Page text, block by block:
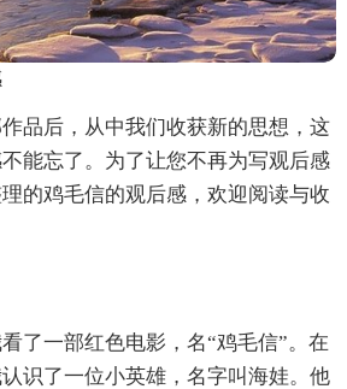
品后，从中我们收获新的思想，这
能忘了。为了让您不再为写观后感
的鸡毛信的观后感，欢迎阅读与收
了一部红色电影，名“鸡毛信”。在
识了一位小英雄，名字叫海娃。他